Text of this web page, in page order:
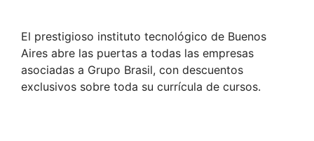
El prestigioso instituto tecnológico de Buenos
Aires abre las puertas a todas las empresas
asociadas a Grupo Brasil, con descuentos
exclusivos sobre toda su currícula de cursos.